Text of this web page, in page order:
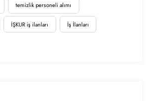
temizlik personeli alımı
İŞKUR iş ilanları İş İlanları